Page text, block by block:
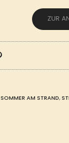
ZUR
SOMMER AM STRAND,